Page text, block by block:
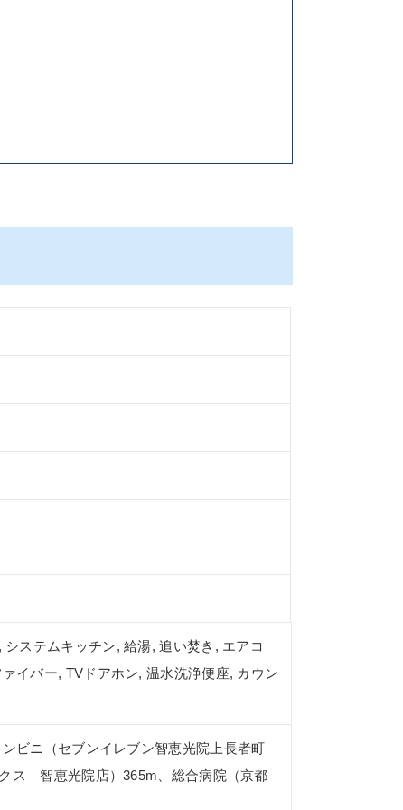
ステムキッチン, 給湯, 追い焚き, エアコ
イバー, TVドアホン, 温水洗浄便座, カウン
ビニ（セブンイレブン智恵光院上長者町
ス 智恵光院店）365m、総合病院（京都